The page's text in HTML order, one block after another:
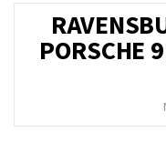
PORSCHE